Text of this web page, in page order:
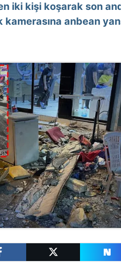
iki kişi koşarak son
anbean